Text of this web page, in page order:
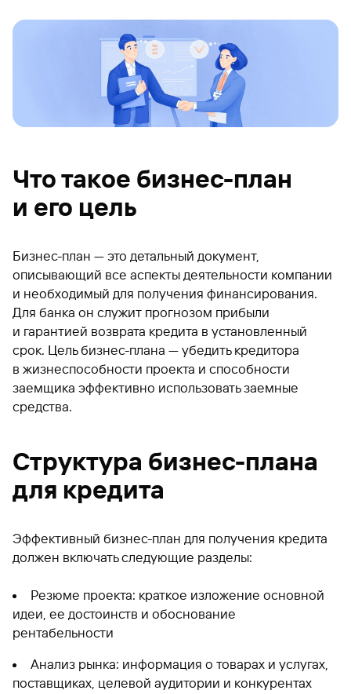
Что такое бизнес-план
и его цель
Бизнес-план — это детальный документ,
описывающий все аспекты деятельности компании
и необходимый для получения финансирования.
Для банка он служит прогнозом прибыли
и гарантией возврата кредита в установленный
срок. Цель бизнес-плана — убедить кредитора
в жизнеспособности проекта и способности
заемщика эффективно использовать заемные
средства.
Структура бизнес-плана
для кредита
Эффективный бизнес-план для получения кредита
должен включать следующие разделы:
Резюме проекта: краткое изложение основной
идеи, ее достоинств и обоснование
рентабельности
Анализ рынка: информация о товарах и услугах,
поставщиках, целевой аудитории и конкурентах